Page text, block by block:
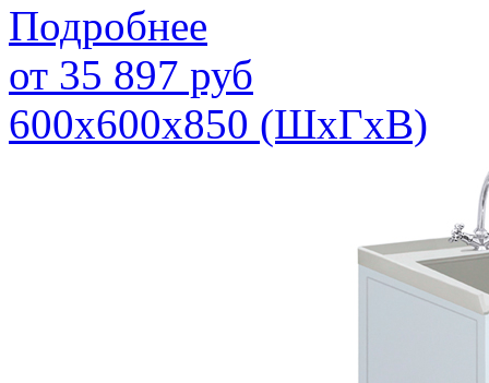
Подробнее
от 35 897 руб
600х600х850 (ШхГхВ)